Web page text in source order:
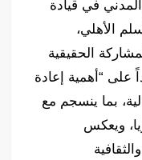
في قيادة
الأهلي،
الحقيقية
على “أهمية إعادة
بما ينسجم مع
ويعكس